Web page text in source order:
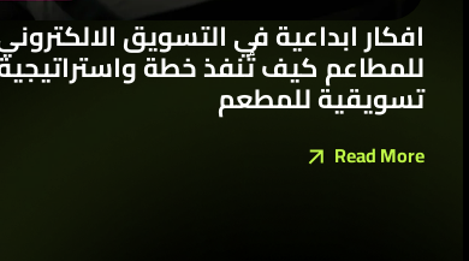
افكار ابداعية في التسويق الالكتروني
للمطاعم كيف تُنفذ خطة واستراتيجية
تسويقية للمطعم
Read More